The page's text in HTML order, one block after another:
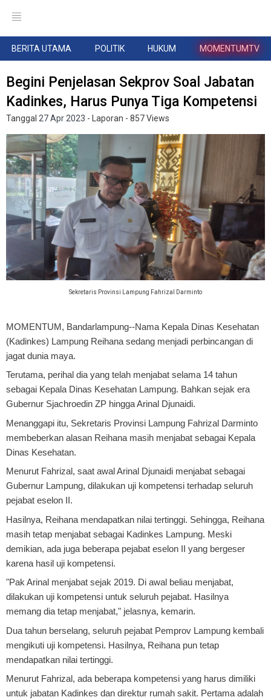
BERITA UTAMA POLITIK HUKUM MOMENTUMTV
Begini Penjelasan Sekprov Soal Jabatan
Kadinkes, Harus Punya Tiga Kompetensi
Tanggal 27 Apr 2023 - Laporan - 857 Views
Sekretaris Provinsi Lampung Fahrizal Darminto
MOMENTUM, Bandarlampung--Nama Kepala Dinas Kesehatan
(Kadinkes) Lampung Reihana sedang menjadi perbincangan di
jagat dunia maya.
Terutama, perihal dia yang telah menjabat selama 14 tahun
sebagai Kepala Dinas Kesehatan Lampung. Bahkan sejak era
Gubernur Sjachroedin ZP hingga Arinal Djunaidi.
Menanggapi itu, Sekretaris Provinsi Lampung Fahrizal Darminto
membeberkan alasan Reihana masih menjabat sebagai Kepala
Dinas Kesehatan.
Menurut Fahrizal, saat awal Arinal Djunaidi menjabat sebagai
Gubernur Lampung, dilakukan uji kompetensi terhadap seluruh
pejabat eselon II.
Hasilnya, Reihana mendapatkan nilai tertinggi. Sehingga, Reihana
masih tetap menjabat sebagai Kadinkes Lampung. Meski
demikian, ada juga beberapa pejabat eselon II yang bergeser
karena hasil uji kompetensi.
"Pak Arinal menjabat sejak 2019. Di awal beliau menjabat,
dilakukan uji kompetensi untuk seluruh pejabat. Hasilnya
memang dia tetap menjabat," jelasnya, kemarin.
Dua tahun berselang, seluruh pejabat Pemprov Lampung kembali
mengikuti uji kompetensi. Hasilnya, Reihana pun tetap
mendapatkan nilai tertinggi.
Menurut Fahrizal, ada beberapa kompetensi yang harus dimiliki
untuk jabatan Kadinkes dan direktur rumah sakit. Pertama adalah